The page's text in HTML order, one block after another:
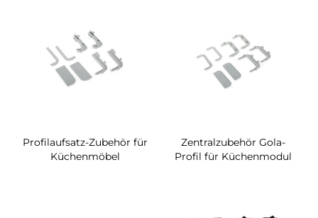
Profilaufsatz-Zubehör für
Küchenmöbel
Zentralzubehör Gola-
Profil für Küchenmodul